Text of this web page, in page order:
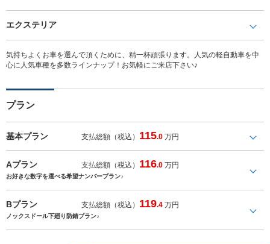
エクステリア
気持ちよくお車を選んで頂くために、精一杯頑張ります。人気の軽自動車を中
心に人気車種を多数ラインナップ！お気軽にご来店下さい♪
プラン
基本プラン 支払総額（税込） 115.0 万円
Aプラン 支払総額（税込） 116.0 万円
お好きな数字を選べる希望ナンバープラン♪
Bプラン 支払総額（税込） 119.4 万円
ノックスドール下廻り防錆プラン♪